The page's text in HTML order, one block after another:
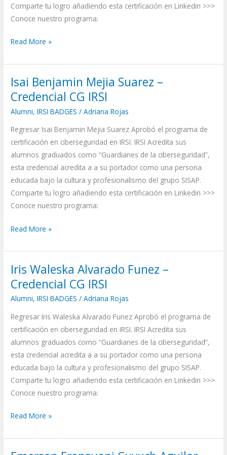
Comparte tu logro añadiendo esta certificación en Linkedin >>>
Conoce nuestro programa:
Read More »
Isai Benjamin Mejia Suarez –
Credencial CG IRSI
Alumni,IRSI BADGES /Adriana Rojas
Regresar Isai Benjamin Mejia Suarez Aprobó el programa de
certificación en ciberseguridad en IRSI. IRSI Acredita sus
alumnos graduados como “Guardianes de la ciberseguridad”,
esta credencial acredita a a su portador como una persona
educada bajo la cultura y profesionalismo del grupo SISAP.
Comparte tu logro añadiendo esta certificación en Linkedin >>>
Conoce nuestro programa:
Isai
Benjamin
–
Credencial
CG
IRSI
Read More »
Iris Waleska Alvarado Funez –
Credencial CG IRSI
Alumni,IRSI BADGES /Adriana Rojas
Regresar Iris Waleska Alvarado Funez Aprobó el programa de
certificación en ciberseguridad en IRSI. IRSI Acredita sus
alumnos graduados como “Guardianes de la ciberseguridad”,
esta credencial acredita a a su portador como una persona
educada bajo la cultura y profesionalismo del grupo SISAP.
Comparte tu logro añadiendo esta certificación en Linkedin >>>
Conoce nuestro programa:
Iris
Waleska
–
Credencial
CG
IRSI
Read More »